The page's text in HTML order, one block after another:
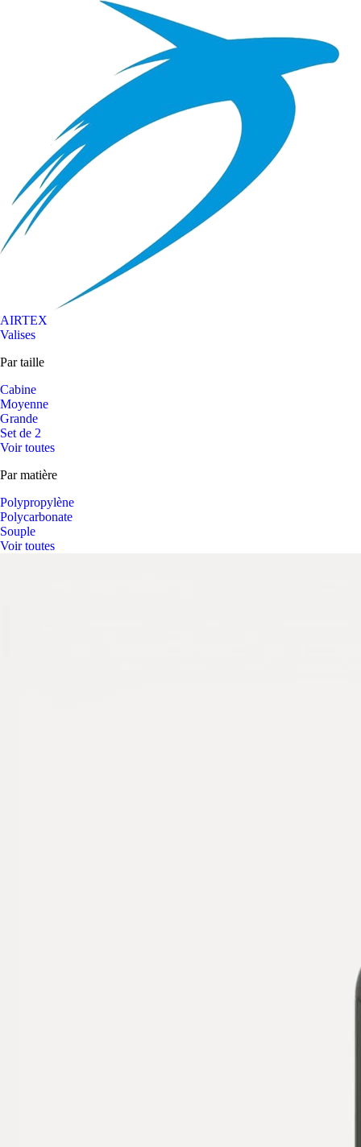
AIRTEX
Valises
Par taille
Cabine
Moyenne
Grande
Set de 2
Voir toutes
Par matière
Polypropylène
Polycarbonate
Souple
Voir toutes